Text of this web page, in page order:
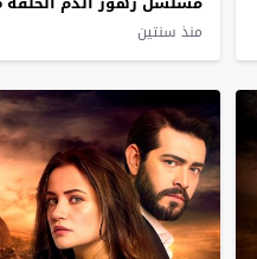
منذ سنتين